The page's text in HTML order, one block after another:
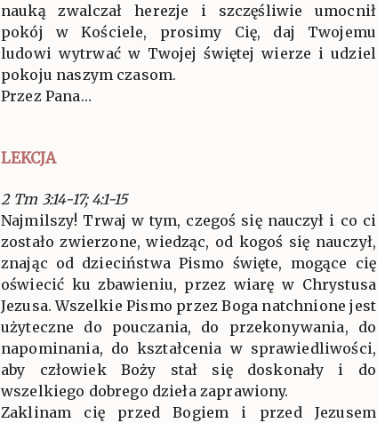
nauką zwalczał herezje i szczęśliwie umocnił
pokój w Kościele, prosimy Cię, daj Twojemu
ludowi wytrwać w Twojej świętej wierze i udziel
pokoju naszym czasom.
Przez Pana…
LEKCJA
2 Tm 3:14-17; 4:1-15
Najmilszy! Trwaj w tym, czegoś się nauczył i co ci
zostało zwierzone, wiedząc, od kogoś się nauczył,
znając od dzieciństwa Pismo święte, mogące cię
oświecić ku zbawieniu, przez wiarę w Chrystusa
Jezusa. Wszelkie Pismo przez Boga natchnione jest
użyteczne do pouczania, do przekonywania, do
napominania, do kształcenia w sprawiedliwości,
aby człowiek Boży stał się doskonały i do
wszelkiego dobrego dzieła zaprawiony.
Zaklinam cię przed Bogiem i przed Jezusem